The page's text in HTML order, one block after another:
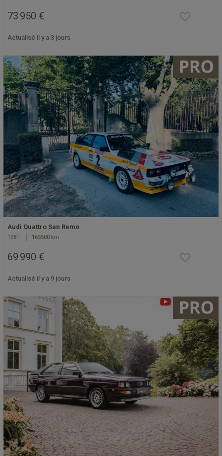
73 950 €
Actualisé il y a 3 jours
Audi Quattro San Remo
1981 165500 km
69 990 €
Actualisé il y a 9 jours